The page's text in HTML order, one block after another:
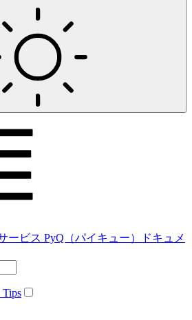
ービス PyQ（パイキュー）ドキュメ